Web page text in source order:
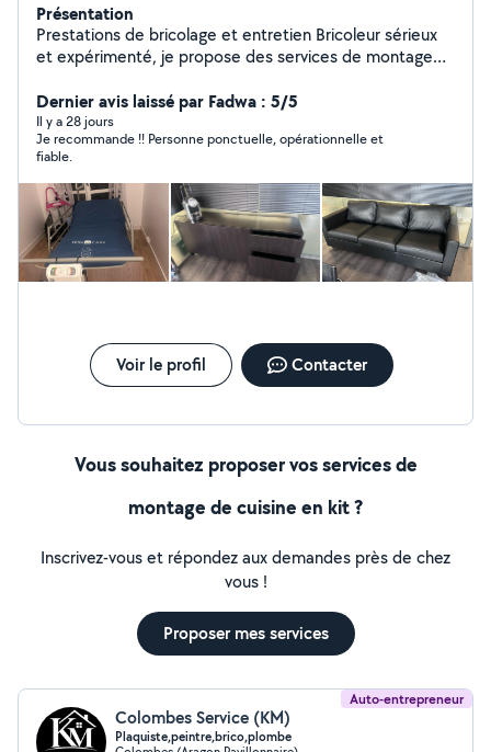
Présentation
Prestations de bricolage et entretien Bricoleur sérieux
et expérimenté, je propose des services de montage
intérieure, pose de revêtements de murs et de sols,
ainsi que le nettoyage et l'entretien d'espaces intérieurs
et extérieurs. Travail soigné, respect des délais, devis
clair et rapide.
Dernier avis laissé par Fadwa : 5/5
Il y a 28 jours
Je recommande !! Personne ponctuelle, opérationnelle et
fiable.
Voir le profil Contacter
Vous souhaitez proposer vos services de
montage de cuisine en kit ?
Inscrivez-vous et répondez aux demandes près de chez
vous !
Proposer mes services
Auto-entrepreneur
Colombes Service (KM)
Plaquiste,peintre,brico,plombe